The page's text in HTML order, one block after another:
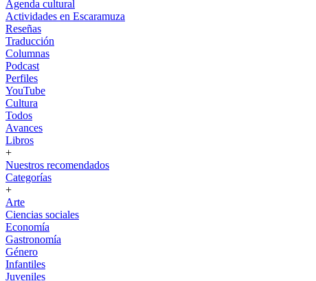
Agenda cultural
Actividades en Escaramuza
Reseñas
Traducción
Columnas
Podcast
Perfiles
YouTube
Cultura
Todos
Avances
Libros
+
Nuestros recomendados
Categorías
+
Arte
Ciencias sociales
Economía
Gastronomía
Género
Infantiles
Juveniles